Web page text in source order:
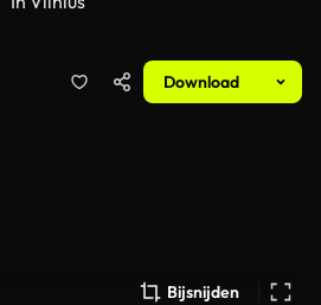
Download
Bijsnijden